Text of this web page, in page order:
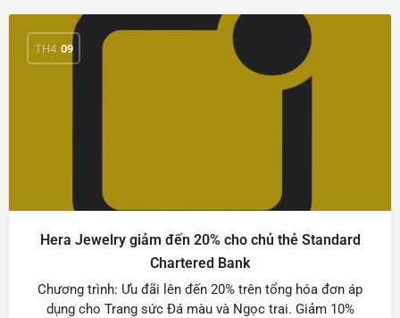
TH4 09
Hera Jewelry giảm đến 20% cho chủ thẻ Standard
Chartered Bank
Chương trình: Ưu đãi lên đến 20% trên tổng hóa đơn áp
dụng cho Trang sức Đá màu và Ngọc trai. Giảm 10%